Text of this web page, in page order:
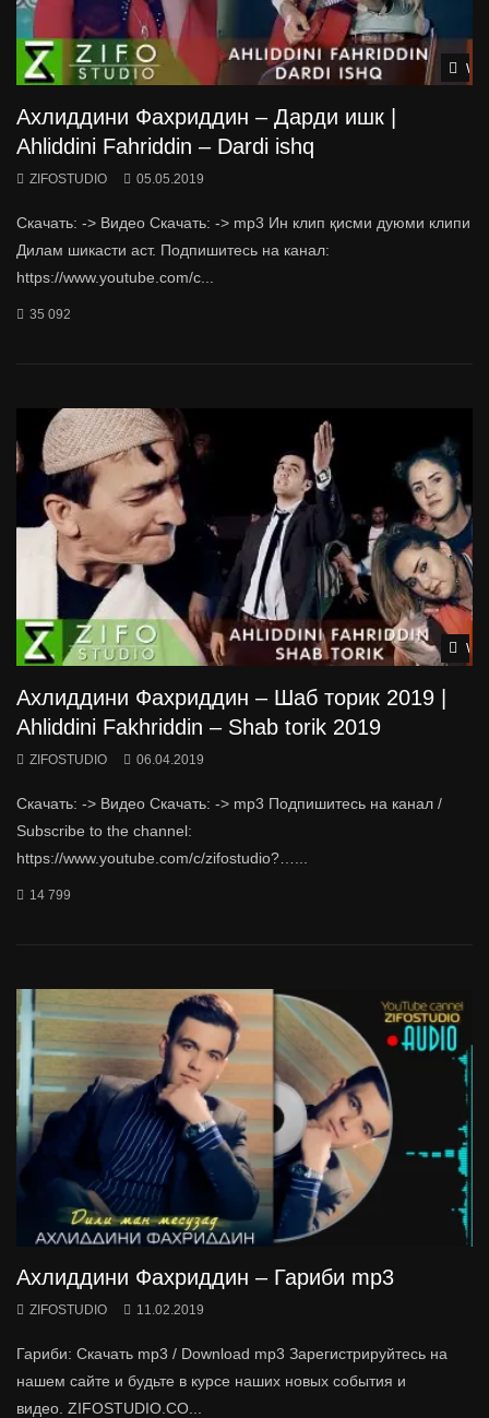
Ахлиддини Фахриддин – Дарди ишк |
Ahliddini Fahriddin – Dardi ishq
ZIFOSTUDIO 05.05.2019
Скачать: -> Видео Скачать: -> mp3 Ин клип қисми дуюми клипи
Дилам шикасти аст. Подпишитесь на канал:
https://www.youtube.com/c...
35 092
Ахлиддини Фахриддин – Шаб торик 2019 |
Ahliddini Fakhriddin – Shab torik 2019
ZIFOSTUDIO 06.04.2019
Скачать: -> Видео Скачать: -> mp3 Подпишитесь на канал /
Subscribe to the channel:
https://www.youtube.com/c/zifostudio?…...
14 799
Ахлиддини Фахриддин – Гариби mp3
ZIFOSTUDIO 11.02.2019
Гариби: Cкачать mp3 / Download mp3 Зарегистрируйтесь на
нашем сайте и будьте в курсе наших новых события и
видео. ZIFOSTUDIO.CO...